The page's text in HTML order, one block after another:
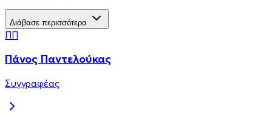
Διάβασε περισσότερα
ΠΠ
Πάνος Παντελούκας
Συγγραφέας